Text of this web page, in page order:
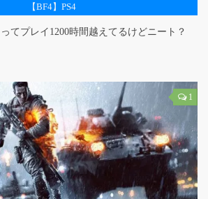
【BF4】PS4
てプレイ1200時間越えてるけどニート？
1